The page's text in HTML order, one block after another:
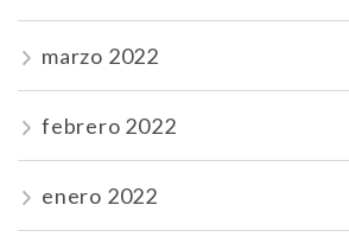
marzo 2022
febrero 2022
enero 2022